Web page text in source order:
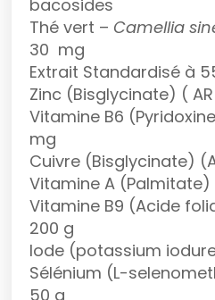
bacosides
Thé vert – Camellia
30 mg
Extrait Standardisé à
Zinc (Bisglycinate) (
Vitamine B6
mg
Cuivre (Bisglycinate)
Vitamine A (Palmitate)
Vitamine B9 (Acide
200 g
Iode (potassium
Sélénium (L-
50 g